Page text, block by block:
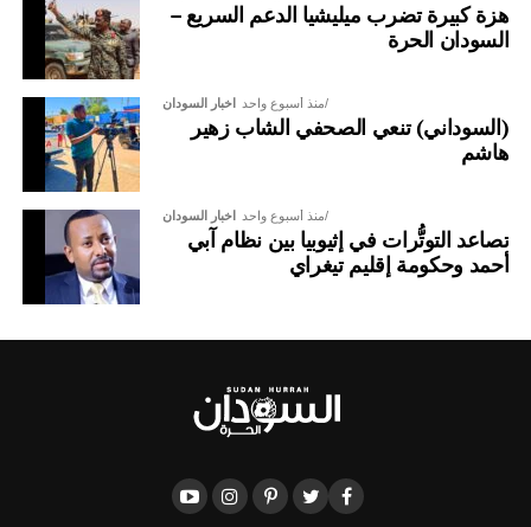
هزة كبيرة تضرب ميليشيا الدعم السريع –
السودان الحرة
اخبار السودان منذ أسبوع واحد
(السوداني) تنعي الصحفي الشاب زهير
هاشم
اخبار السودان منذ أسبوع واحد
تصاعد التوتُّرات في إثيوبيا بين نظام آبي
أحمد وحكومة إقليم تيغراي